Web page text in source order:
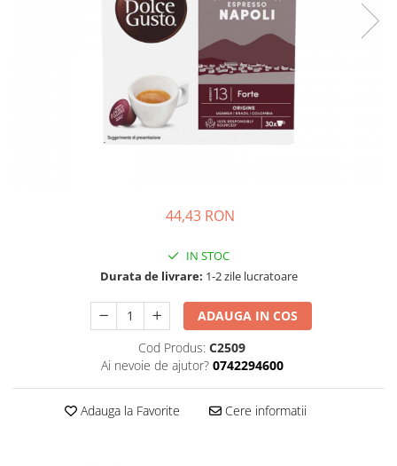
44,43 RON
IN STOC
Durata de livrare: 1-2 zile lucratoare
ADAUGA IN COS
Cod Produs: C2509
Ai nevoie de ajutor? 0742294600
Adauga la Favorite Cere informatii